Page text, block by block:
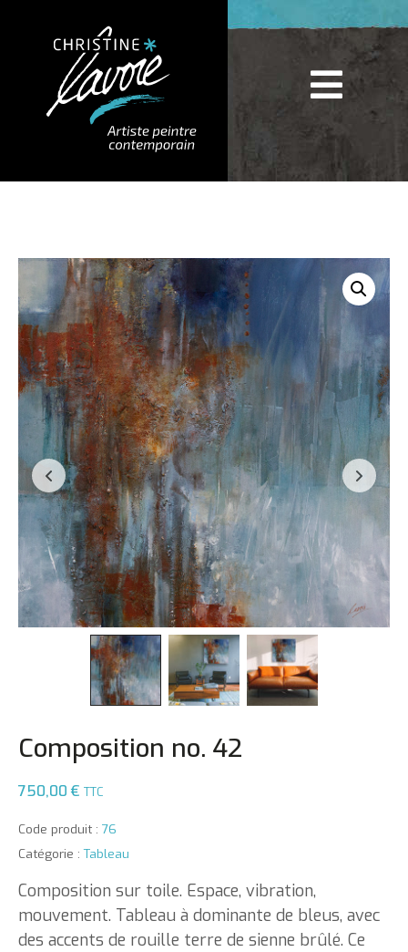
Composition no. 42
750,00 € TTC
Code produit : 76
Catégorie : Tableau
Composition sur toile. Espace, vibration,
mouvement. Tableau à dominante de bleus, avec
des accents de rouille terre de sienne brûlé. Ce